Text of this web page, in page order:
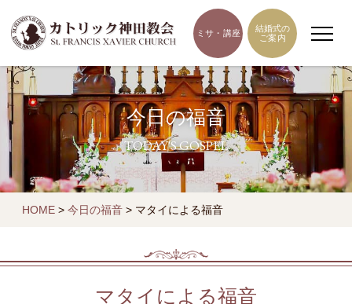
ミサ・講座
結婚式の
ご案内
今日の福音
TODAY'S GOSPEL
HOME > 今日の福音 > マタイによる福音
マタイによる福音